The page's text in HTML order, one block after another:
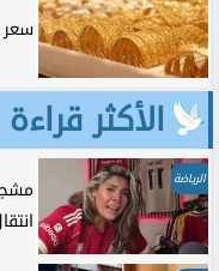
سعر
الأكثر قراءة
الرياضة